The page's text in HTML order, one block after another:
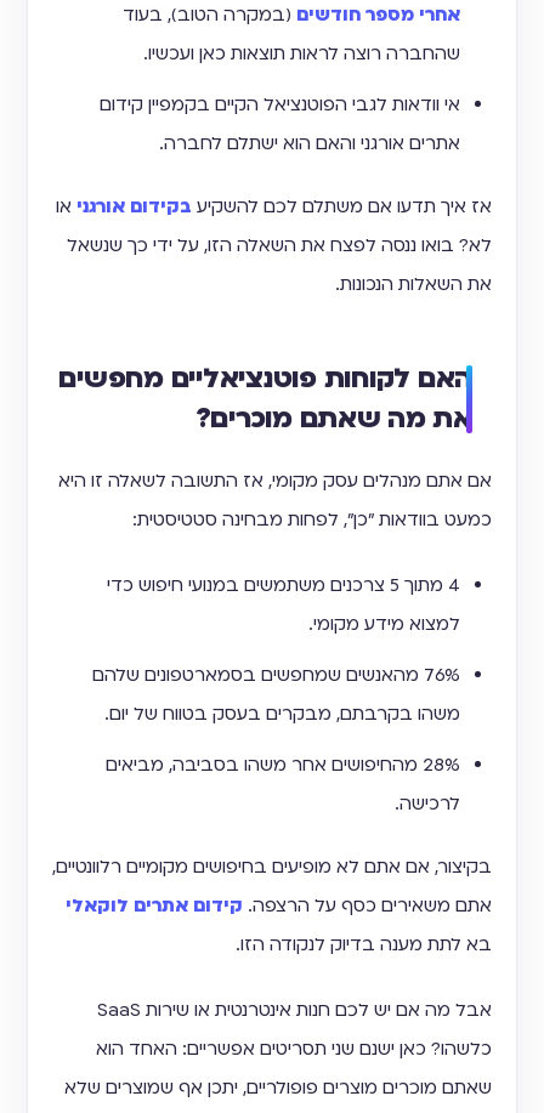
אחרי מספר חודשים (במקרה הטוב), בעוד
שהחברה רוצה לראות תוצאות כאן ועכשיו.
אי וודאות לגבי הפוטנציאל הקיים בקמפיין קידום
אתרים אורגני והאם הוא ישתלם לחברה.
אז איך תדעו אם משתלם לכם להשקיע בקידום אורגני או
לא? בואו ננסה לפצח את השאלה הזו, על ידי כך שנשאל
את השאלות הנכונות.
האם לקוחות פוטנציאליים מחפשים
את מה שאתם מוכרים?
אם אתם מנהלים עסק מקומי, אז התשובה לשאלה זו היא
כמעט בוודאות "כן", לפחות מבחינה סטטיסטית:
4 מתוך 5 צרכנים משתמשים במנועי חיפוש כדי
למצוא מידע מקומי.
76% מהאנשים שמחפשים בסמארטפונים שלהם
משהו בקרבתם, מבקרים בעסק בטווח של יום.
28% מהחיפושים אחר משהו בסביבה, מביאים
לרכישה.
בקיצור, אם אתם לא מופיעים בחיפושים מקומיים רלוונטיים,
אתם משאירים כסף על הרצפה. קידום אתרים לוקאלי
בא לתת מענה בדיוק לנקודה הזו.
אבל מה אם יש לכם חנות אינטרנטית או שירות SaaS
כלשהו? כאן ישנם שני תסריטים אפשריים: האחד הוא
שאתם מוכרים מוצרים פופולריים, יתכן אף שמוצרים שלא